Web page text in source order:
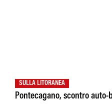
SULLA LITORANEA
Pontecagano, scontro